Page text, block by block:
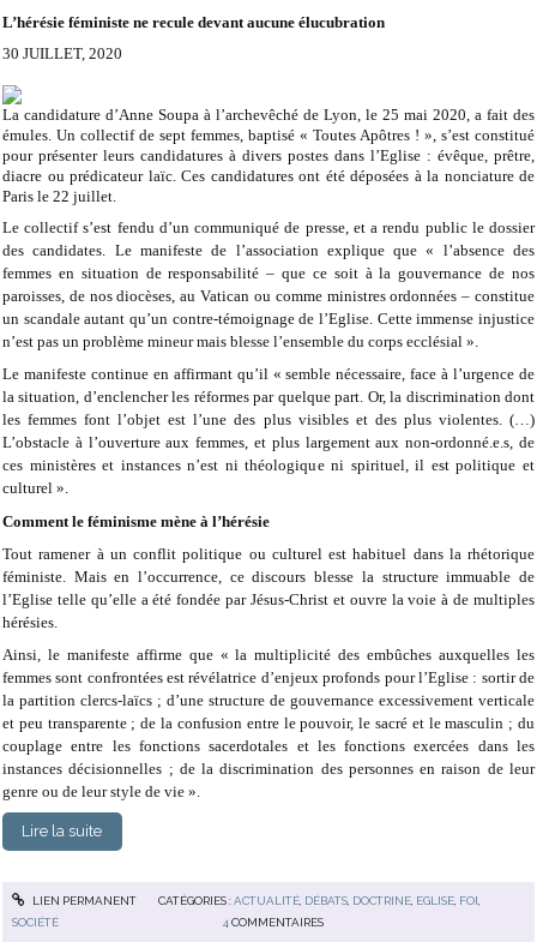
L’hérésie féministe ne recule devant aucune élucubration
30 JUILLET, 2020
La candidature d’Anne Soupa à l’archevêché de Lyon, le 25 mai 2020, a fait des
émules. Un collectif de sept femmes, baptisé « Toutes Apôtres ! », s’est constitué
pour présenter leurs candidatures à divers postes dans l’Eglise : évêque, prêtre,
diacre ou prédicateur laïc. Ces candidatures ont été déposées à la nonciature de
Paris le 22 juillet.
Le collectif s’est fendu d’un communiqué de presse, et a rendu public le dossier
des candidates. Le manifeste de l’association explique que « l’absence des
femmes en situation de responsabilité – que ce soit à la gouvernance de nos
paroisses, de nos diocèses, au Vatican ou comme ministres ordonnées – constitue
un scandale autant qu’un contre-témoignage de l’Eglise. Cette immense injustice
n’est pas un problème mineur mais blesse l’ensemble du corps ecclésial ».
Le manifeste continue en affirmant qu’il « semble nécessaire, face à l’urgence de
la situation, d’enclencher les réformes par quelque part. Or, la discrimination dont
les femmes font l’objet est l’une des plus visibles et des plus violentes. (…)
L’obstacle à l’ouverture aux femmes, et plus largement aux non-ordonné.e.s, de
ces ministères et instances n’est ni théologique ni spirituel, il est politique et
culturel ».
Comment le féminisme mène à l’hérésie
Tout ramener à un conflit politique ou culturel est habituel dans la rhétorique
féministe. Mais en l’occurrence, ce discours blesse la structure immuable de
l’Eglise telle qu’elle a été fondée par Jésus-Christ et ouvre la voie à de multiples
hérésies.
Ainsi, le manifeste affirme que « la multiplicité des embûches auxquelles les
femmes sont confrontées est révélatrice d’enjeux profonds pour l’Eglise : sortir de
la partition clercs-laïcs ; d’une structure de gouvernance excessivement verticale
et peu transparente ; de la confusion entre le pouvoir, le sacré et le masculin ; du
couplage entre les fonctions sacerdotales et les fonctions exercées dans les
instances décisionnelles ; de la discrimination des personnes en raison de leur
genre ou de leur style de vie ».
Lire la suite
LIEN PERMANENT CATÉGORIES :ACTUALITÉ, DÉBATS, DOCTRINE, EGLISE, FOI
SOCIÉTÉ
4 COMMENTAIRES